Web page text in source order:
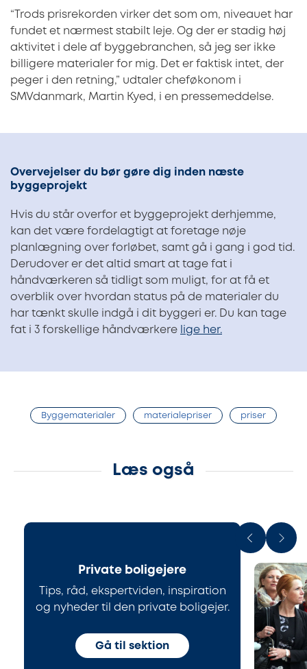
“Trods prisrekorden virker det som om, niveauet har
fundet et nærmest stabilt leje. Og der er stadig høj
aktivitet i dele af byggebranchen, så jeg ser ikke
billigere materialer for mig. Det er faktisk intet, der
peger i den retning,” udtaler cheføkonom i
SMVdanmark, Martin Kyed, i en pressemeddelse.
Overvejelser du bør gøre dig inden næste
byggeprojekt
Hvis du står overfor et byggeprojekt derhjemme,
kan det være fordelagtigt at foretage nøje
planlægning over forløbet, samt gå i gang i god tid.
Derudover er det altid smart at tage fat i
håndværkeren så tidligt som muligt, for at få et
overblik over hvordan status på de materialer du
har tænkt skulle indgå i dit byggeri er. Du kan tage
fat i 3 forskellige håndværkere lige her.
Byggematerialer materialepriser priser
Læs også
Private boligejere
Tips, råd, ekspertviden, inspiration
og nyheder til den private boligejer.
Gå til sektion